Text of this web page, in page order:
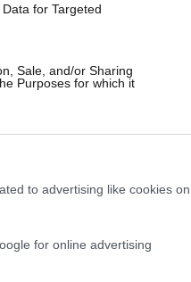
for Targeted
Sale, and/or Sharing
Purposes for which it
to advertising like cookies on
for online advertising
Παλλήνη −
(ΔΑΑ)
με ισχύ